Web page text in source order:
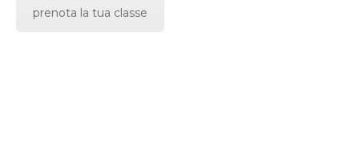
prenota la tua classe